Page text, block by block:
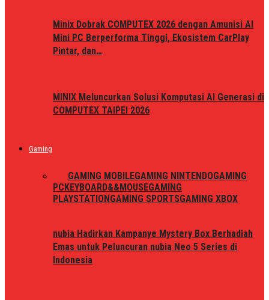
Minix Dobrak COMPUTEX 2026 dengan Amunisi AI
Mini PC Berperforma Tinggi, Ekosistem CarPlay
Pintar, dan…
MINIX Meluncurkan Solusi Komputasi AI Generasi di
COMPUTEX TAIPEI 2026
Gaming
GAMING MOBILEGAMING NINTENDOGAMING
PCKEYBOARD&&MOUSEGAMING
PLAYSTATIONGAMING SPORTSGAMING XBOX
nubia Hadirkan Kampanye Mystery Box Berhadiah
Emas untuk Peluncuran nubia Neo 5 Series di
Indonesia